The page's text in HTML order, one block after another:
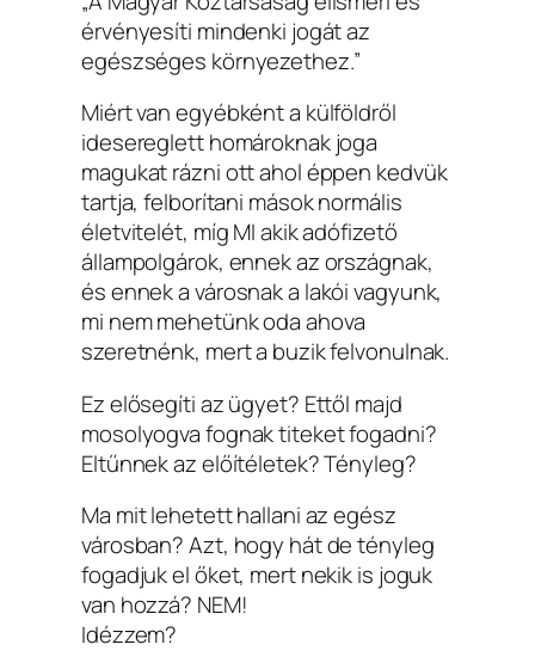
érvényesíti mindenki jogát az
egészséges környezethez.”
Miért van egyébként a külföldről
idesereglett homároknak joga
magukat rázni ott ahol éppen kedvük
tartja, felborítani mások normális
életvitelét, míg MI akik adófizető
állampolgárok, ennek az országnak,
és ennek a városnak a lakói vagyunk,
mi nem mehetünk oda ahova
szeretnénk, mert a buzik felvonulnak.
Ez elősegíti az ügyet? Ettől majd
mosolyogva fognak titeket fogadni?
Eltűnnek az előítéletek? Tényleg?
Ma mit lehetett hallani az egész
városban? Azt, hogy hát de tényleg
fogadjuk el őket, mert nekik is joguk
van hozzá? NEM!
Idézzem?